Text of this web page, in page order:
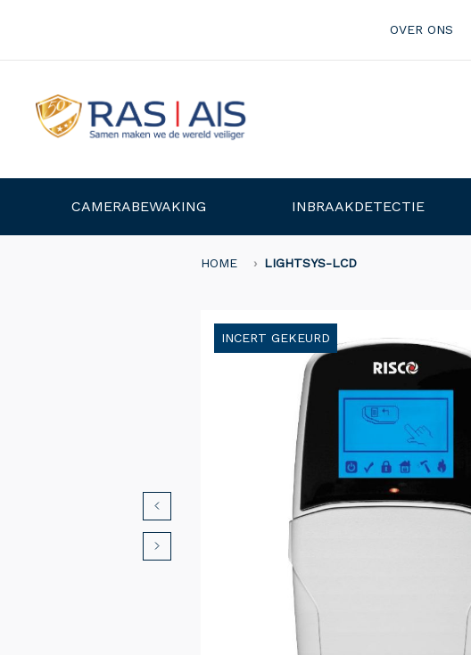
OVER ONS
CAMERABEWAKING INBRAAKDETECTIE
HOME LIGHTSYS-LCD
INCERT GEKEURD